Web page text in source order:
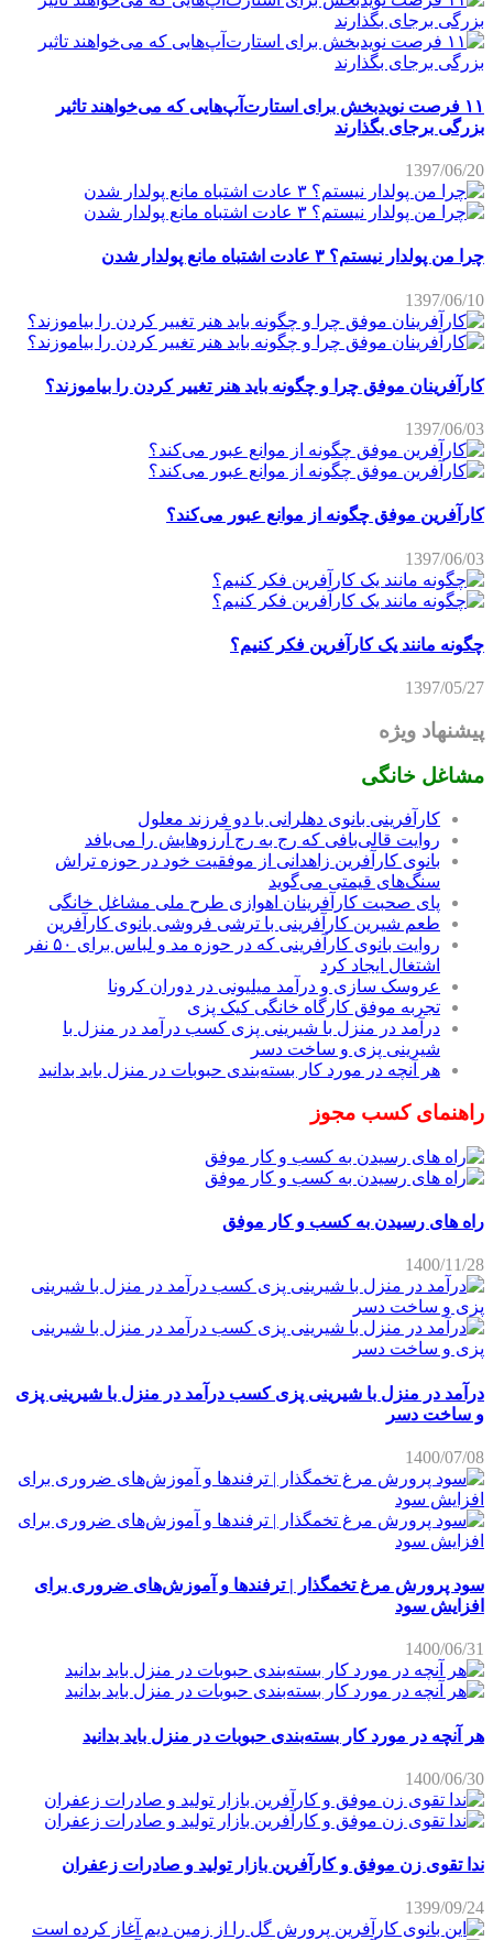
۱۱ فرصت نویدبخش برای استارت‌آپ‌هایی که می‌خواهند تاثیر
بزرگی برجای بگذارند
1397/06/20
چرا من پولدار نیستم؟ ۳ عادت اشتباه مانع پولدار شدن
1397/06/10
کارآفرینان موفق چرا و چگونه باید هنر تغییر کردن را بیاموزند؟
1397/06/03
کارآفرین موفق چگونه از موانع عبور می‌کند؟
1397/06/03
چگونه مانند یک کارآفرین فکر کنیم؟
1397/05/27
پیشنهاد ویژه
مشاغل خانگی
کارآفرینی بانوی دهلرانی با دو فرزند معلول
روایت قالی‌بافی که رج به رج آرزوهایش را می‌بافد
بانوی کارآفرین زاهدانی از موفقیت خود در حوزه تراش
سنگ‌های قیمتی می‌گوید
پای صحبت کارآفرینان اهوازی طرح ملی مشاغل خانگی
طعم شیرین کارآفرینی با ترشی فروشی بانوی کارآفرین
روایت بانوی کارآفرینی که در حوزه مد و لباس برای ۵۰ نفر
اشتغال ایجاد کرد
عروسک سازی و درآمد میلیونی در دوران کرونا
تجربه موفق کارگاه خانگی کیک پزی
درآمد در منزل با شیرینی پزی کسب درآمد در منزل با
شیرینی پزی و ساخت دسر
هر آنچه در مورد کار بسته‌بندی حبوبات در منزل باید بدانید
راهنمای کسب مجوز
راه های رسیدن به کسب و کار موفق
1400/11/28
درآمد در منزل با شیرینی پزی کسب درآمد در منزل با شیرینی پزی
و ساخت دسر
1400/07/08
سود پرورش مرغ تخمگذار | ترفندها و آموزش‌های ضروری برای
افزایش سود
1400/06/31
هر آنچه در مورد کار بسته‌بندی حبوبات در منزل باید بدانید
1400/06/30
ندا تقوی زن موفق و کارآفرین بازار تولید و صادرات زعفران
1399/09/24